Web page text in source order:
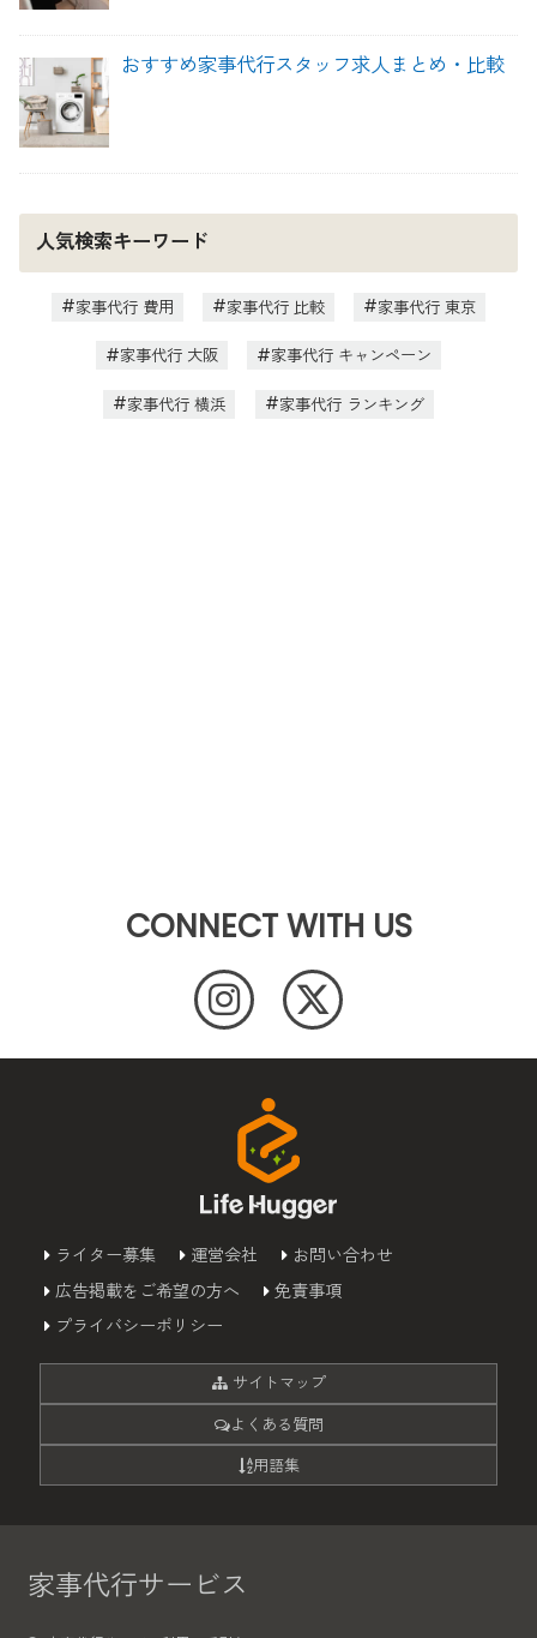
おすすめ家事代行スタッフ求人まとめ・比較
人気検索キーワード
家事代行 費用 家事代行 比較 家事代行 東京
家事代行 大阪 家事代行 キャンペーン
家事代行 横浜 家事代行 ランキング
CONNECT WITH US
ライター募集 運営会社
お問い合わせ
広告掲載をご希望の方へ
免責事項
プライバシーポリシー
サイトマップ
よくある質問
用語集
家事代行サービス